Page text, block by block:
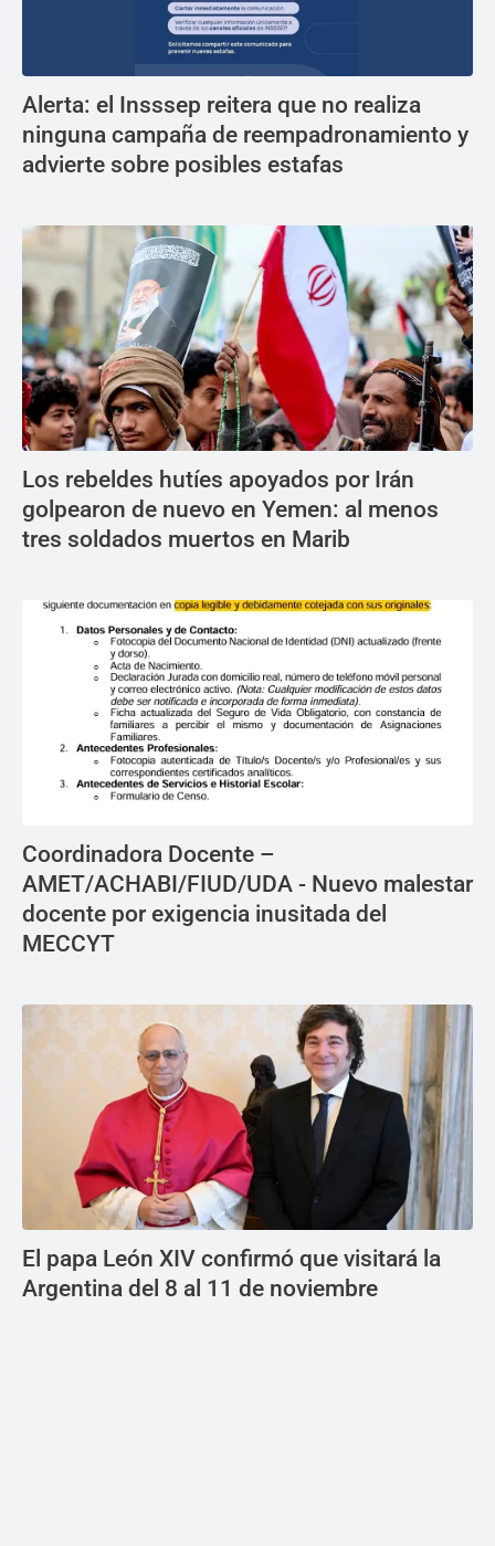
Alerta: el Insssep reitera que no realiza
ninguna campaña de reempadronamiento y
advierte sobre posibles estafas
Los rebeldes hutíes apoyados por Irán
golpearon de nuevo en Yemen: al menos
tres soldados muertos en Marib
Coordinadora Docente –
AMET/ACHABI/FIUD/UDA - Nuevo malestar
docente por exigencia inusitada del
MECCYT
El papa León XIV confirmó que visitará la
Argentina del 8 al 11 de noviembre